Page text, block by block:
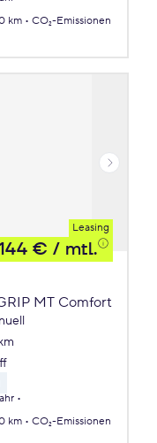
km
CO₂-Emissionen
Leasing
144 € / mtl.
MT Comfort
km
CO₂-Emissionen